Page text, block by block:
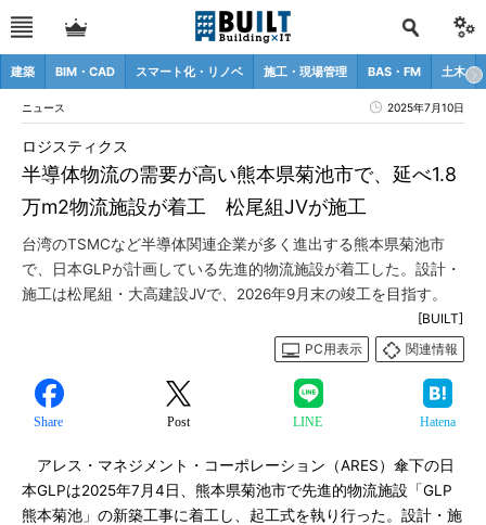
建築 BIM・CAD スマート化・リノベ 施工・現場管理 BAS・FM 土木
ニュース 2025年7月10日
半導体物流の需要が高い熊本県菊池市で、延べ1.8
万m2物流施設が着工 松尾組JVが施工
ロジスティクス
台湾のTSMCなど半導体関連企業が多く進出する熊本県菊池市
で、日本GLPが計画している先進的物流施設が着工した。設計・
施工は松尾組・大高建設JVで、2026年9月末の竣工を目指す。
[BUILT]
PC用表示
関連情報
Share Post LINE Hatena
アレス・マネジメント・コーポレーション（ARES）傘下の日
本GLPは2025年7月4日、熊本県菊池市で先進的物流施設「GLP
熊本菊池」の新築工事に着工し、起工式を執り行った。設計・施